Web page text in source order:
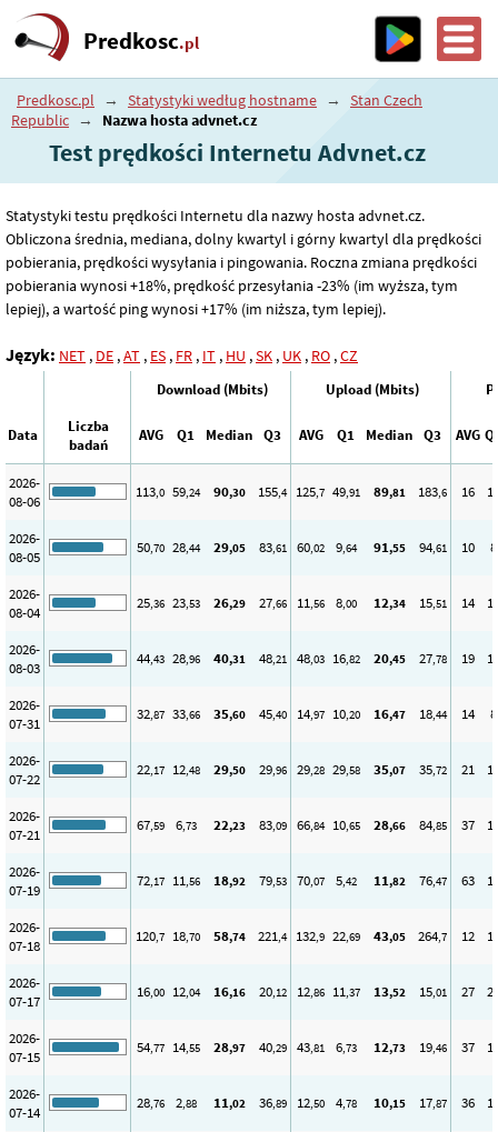
Predkosc.pl
Predkosc.pl → Statystyki według hostname →
Stan Czech
Republic → Nazwa hosta advnet.cz
Test prędkości Internetu Advnet.cz
Statystyki testu prędkości Internetu dla nazwy hosta advnet.cz.
Obliczona średnia, mediana, dolny kwartyl i górny kwartyl dla prędkości
pobierania, prędkości wysyłania i pingowania. Roczna zmiana prędkości
pobierania wynosi +18%, prędkość przesyłania -23% (im wyższa, tym
lepiej), a wartość ping wynosi +17% (im niższa, tym lepiej).
Język: NET , DE ,AT , ES , FR , IT , HU ,SK , UK , RO ,CZ
Download (Mbits) Upload (Mbits)
Data
Liczba
badań
AVG Q1 Median Q3 AVG Q1 Median Q3 AVG
2026-
08-06
113,0 59,24 90,30 155,4 125,7 49,91 89,81 183,6 16
2026-
08-05
50,70 28,44 29,05 83,61 60,02 9,64 91,55 94,61 10 8
2026-
08-04
25,36 23,53 26,29 27,66 11,56 8,00 12,34 15,51 14
2026-
08-03
44,43 28,96 40,31 48,21 48,03 16,82 20,45 27,78 19
2026-
07-31
32,87 33,66 35,60 45,40 14,97 10,20 16,47 18,44 14 8
2026-
07-22
22,17 12,48 29,50 29,96 29,28 29,58 35,07 35,72 21
2026-
07-21
67,59 6,73 22,23 83,09 66,84 10,65 28,66 84,85 37
2026-
07-19
72,17 11,56 18,92 79,53 70,07 5,42 11,82 76,47 63
2026-
07-18
120,7 18,70 58,74 221,4 132,9 22,69 43,05 264,7 12
2026-
07-17
16,00 12,04 16,16 20,12 12,86 11,37 13,52 15,01 27
2026-
07-15
54,77 14,55 28,97 40,29 43,81 6,73 12,73 19,46 37
2026-
07-14
28,76 2,88 11,02 36,89 12,50 4,78 10,15 17,87 36